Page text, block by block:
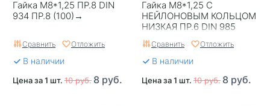
Гайка М8*1,25 ПР.8 DIN
934 ПР.8 (100)→
Сравнить Отложить
В наличии
Цена за 1 шт. 10 руб. 8 руб.
Гайка М8*1,25 С
НЕЙЛОНОВЫМ КОЛЬЦОМ
НИЗКАЯ ПР.6 DIN 985
(100)ª
Сравнить Отложить
В наличии
Цена за 1 шт. 10 руб. 8 руб.